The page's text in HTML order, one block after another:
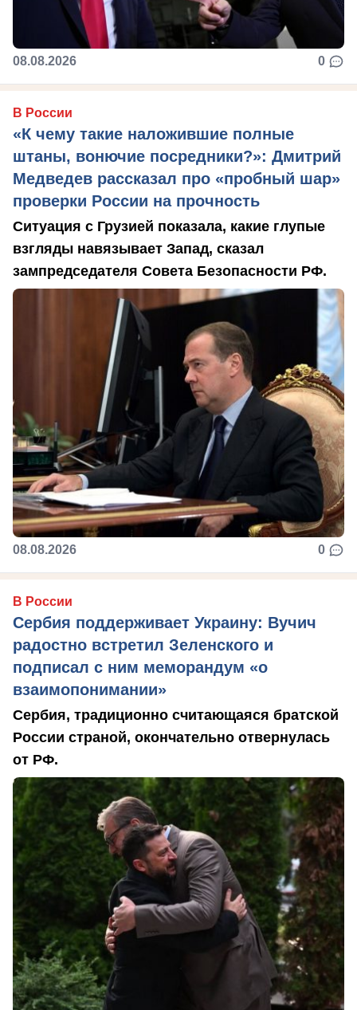
08.08.2026 0
В России
«К чему такие наложившие полные
штаны, вонючие посредники?»: Дмитрий
Медведев рассказал про «пробный шар»
проверки России на прочность
Ситуация с Грузией показала, какие глупые
взгляды навязывает Запад, сказал
зампредседателя Совета Безопасности РФ.
08.08.2026 0
В России
Сербия поддерживает Украину: Вучич
радостно встретил Зеленского и
подписал с ним меморандум «о
взаимопонимании»
Сербия, традиционно считающаяся братской
России страной, окончательно отвернулась
от РФ.